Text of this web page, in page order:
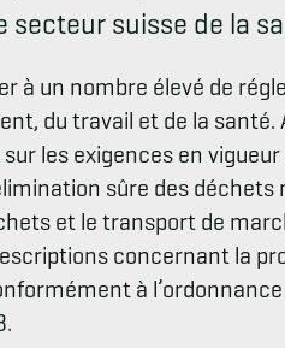
suisse de la
à un nombre élevé de
du travail et de la santé.
les exigences en
sûre des
et le transport de
concernant la
à